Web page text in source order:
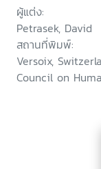
ผู้แต่ง:
Petrasek, David
สถานที่พิมพ์:
Versoix,
Council on